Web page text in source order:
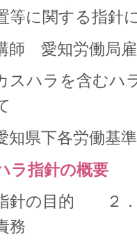
等に関する指
愛知労働局雇
スハラを含むハ
県下各労働基
ラ指針の概要
針の目的 ２．
務